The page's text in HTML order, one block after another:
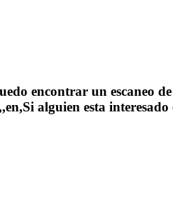
encontrar un escaneo
alguien esta